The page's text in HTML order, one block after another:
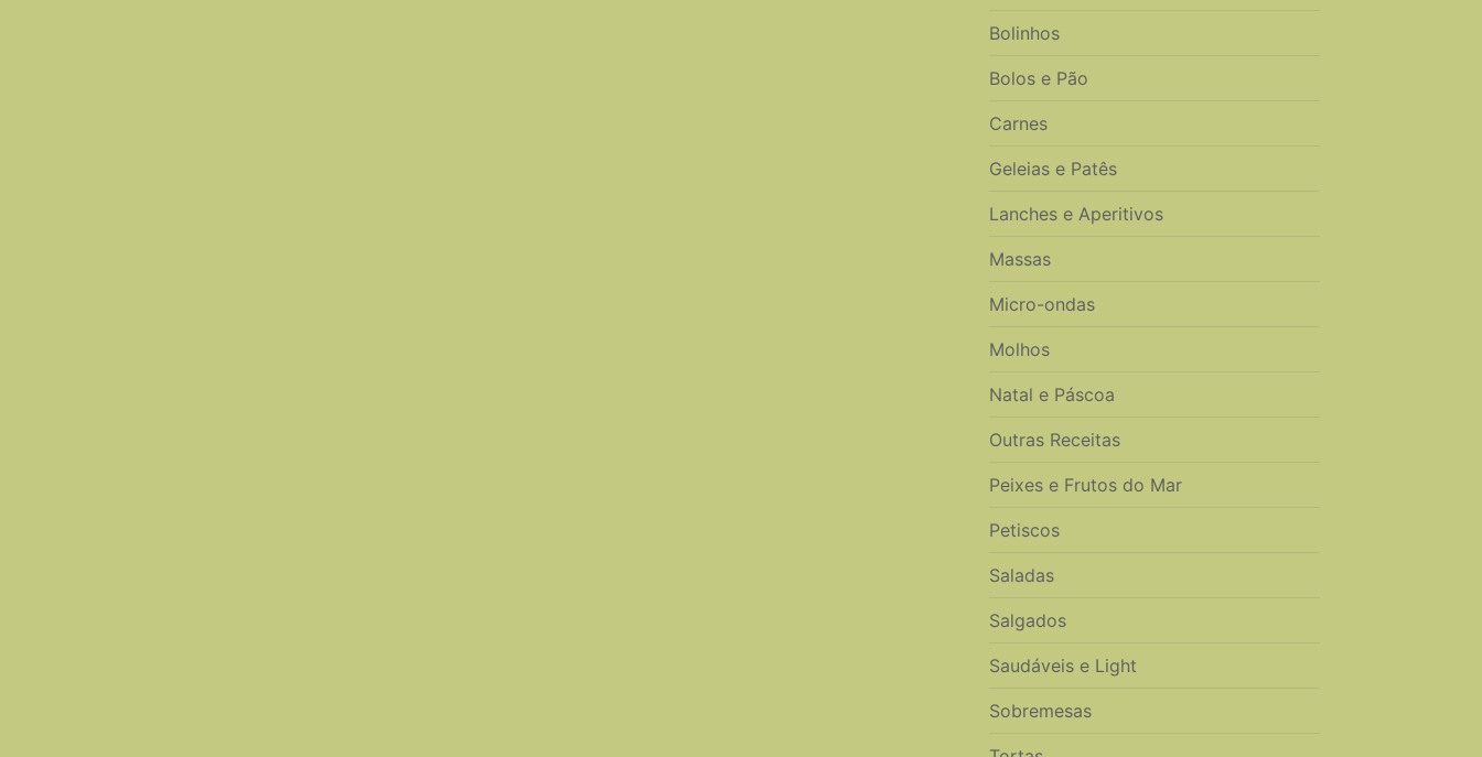
Bolinhos
Bolos e Pão
Carnes
Geleias e Patês
Lanches e Aperitivos
Massas
Micro-ondas
Molhos
Natal e Páscoa
Outras Receitas
Peixes e Frutos do Mar
Petiscos
Saladas
Salgados
Saudáveis e Light
Sobremesas